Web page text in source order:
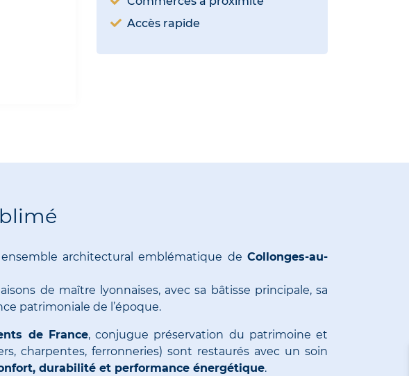
Accès rapide
architectural emblématique de Collonges-au-
de maître lyonnaises, avec sa bâtisse principale, sa
patrimoniale de l’époque.
de France, conjugue préservation du patrimoine et
charpentes, ferronneries) sont restaurés avec un soin
durabilité et performance énergétique.